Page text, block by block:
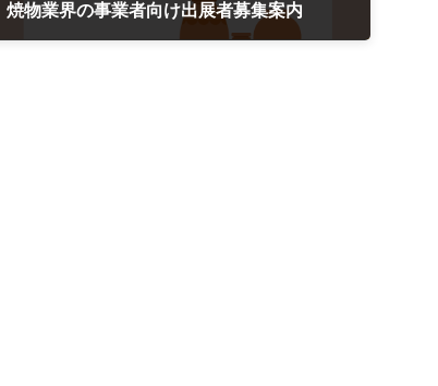
焼物業界の事業者向け出展者募集案内